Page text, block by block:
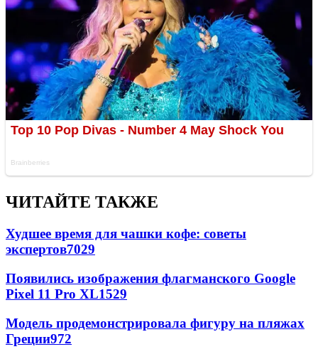
ЧИТАЙТЕ ТАКЖЕ
Худшее время для чашки кофе: советы
экспертов7029
Появились изображения флагманского Google
Pixel 11 Pro XL1529
Модель продемонстрировала фигуру на пляжах
Греции972